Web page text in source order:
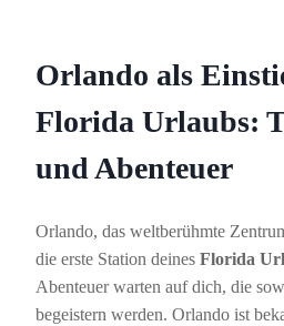
Orlando als
Florida Urlaubs:
und Abenteuer
Orlando, das weltberühmte
die erste Station deines Florida
Abenteuer warten auf dich, die
begeistern werden. Orlando ist